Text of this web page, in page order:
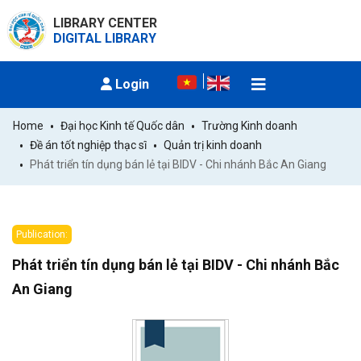
LIBRARY CENTER
DIGITAL LIBRARY
Login
Home Đại học Kinh tế Quốc dân
Trường Kinh doanh
Đề án tốt nghiệp thạc sĩ
Quản trị kinh doanh
Phát triển tín dụng bán lẻ tại BIDV - Chi nhánh Bắc An Giang
Publication:
Phát triển tín dụng bán lẻ tại BIDV - Chi nhánh Bắc
An Giang